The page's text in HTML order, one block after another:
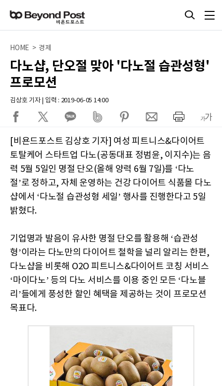
HOME > 경제
다노샵, 단오절 맞아 '다노절 습관성형'
프로모션
김상호 기자 | 입력 : 2019-06-05 14:00
[비욘드포스트 김상호 기자] 여성 피트니스&다이어트
토탈케어 스타트업 다노(공동대표 정범윤, 이지수)는 음
력 5월 5일인 명절 단오(올해 양력 6월 7일)를 ‘다노
절’로 정하고, 자체 운영하는 건강 다이어트 식품몰 다노
샵에서 ‘다노절 습관성형 세일’ 행사를 진행한다고 5일
밝혔다.
기업명과 발음이 유사한 명절 단오를 활용해 ‘습관성
형’이라는 다노만의 다이어트 철학을 널리 알리는 한편,
다노샵을 비롯해 O2O 피트니스&다이어트 코칭 서비스
‘마이다노’ 등의 다노 서비스를 이용 중인 모든 ‘다노블
리’들에게 풍성한 할인 혜택을 제공하는 것이 프로모션
목표다.